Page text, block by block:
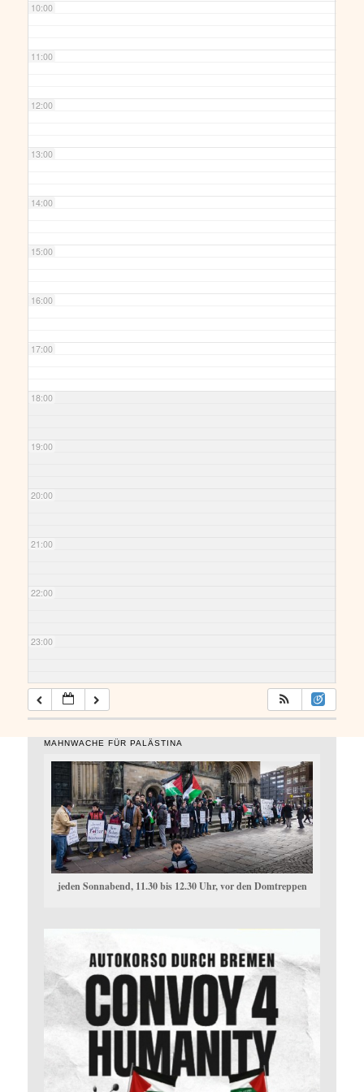
10:00
11:00
12:00
13:00
14:00
15:00
16:00
17:00
18:00
19:00
20:00
21:00
22:00
23:00
MAHNWACHE FÜR PALÄSTINA
jeden Sonnabend, 11.30 bis 12.30 Uhr, vor den Domtreppen